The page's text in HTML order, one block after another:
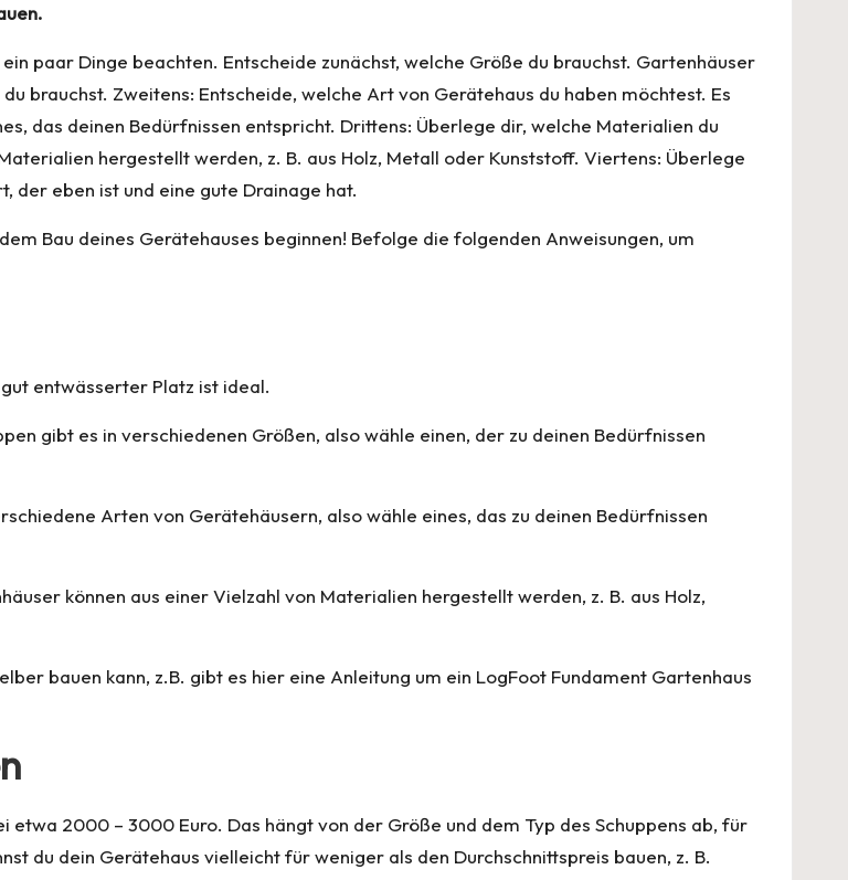
paar Dinge beachten. Entscheide zunächst, welche Größe du brauchst. Gartenhäuser
brauchst. Zweitens: Entscheide, welche Art von Gerätehaus du haben möchtest. Es
das deinen Bedürfnissen entspricht. Drittens: Überlege dir, welche Materialien du
hergestellt werden, z. B. aus Holz, Metall oder Kunststoff. Viertens: Überlege
der eben ist und eine gute Drainage hat.
Bau deines Gerätehauses beginnen! Befolge die folgenden Anweisungen, um
entwässerter Platz ist ideal.
gibt es in verschiedenen Größen, also wähle einen, der zu deinen Bedürfnissen
Arten von Gerätehäusern, also wähle eines, das zu deinen Bedürfnissen
können aus einer Vielzahl von Materialien hergestellt werden, z. B. aus Holz,
bauen kann, z.B. gibt es hier eine Anleitung um ein LogFoot Fundament Gartenhaus
2000 – 3000 Euro. Das hängt von der Größe und dem Typ des Schuppens ab, für
du dein Gerätehaus vielleicht für weniger als den Durchschnittspreis bauen, z. B.